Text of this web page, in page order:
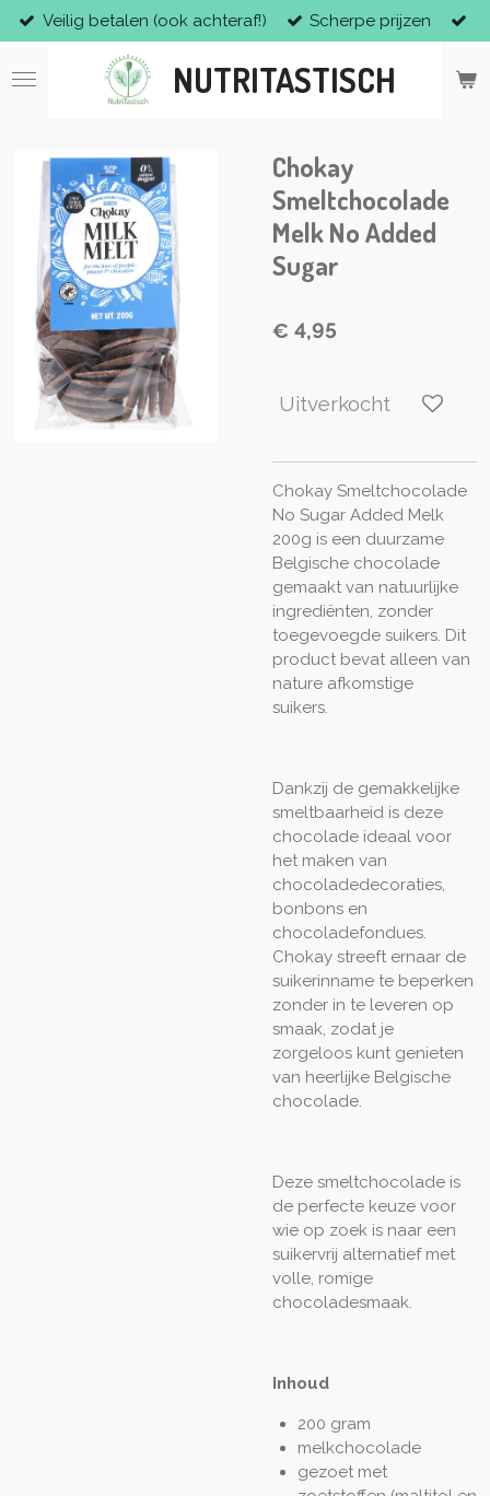
Ga
direct
naar
NUTRITASTISCH
Veilig betalen (ook achteraf!) Scherpe prijzen
Chokay
Smeltchocolade
Melk No Added
Sugar
€ 4,95
Uitverkocht
Chokay Smeltchocolade
No Sugar Added Melk
200g is een duurzame
Belgische chocolade
gemaakt van natuurlijke
ingrediënten, zonder
toegevoegde suikers. Dit
product bevat alleen van
nature afkomstige
suikers.
Dankzij de gemakkelijke
smeltbaarheid is deze
chocolade ideaal voor
het maken van
chocoladedecoraties,
bonbons en
chocoladefondues.
Chokay streeft ernaar de
suikerinname te beperken
zonder in te leveren op
smaak, zodat je
zorgeloos kunt genieten
van heerlijke Belgische
chocolade.
Deze smeltchocolade is
de perfecte keuze voor
wie op zoek is naar een
suikervrij alternatief met
volle, romige
chocoladesmaak.
Inhoud
200 gram
melkchocolade
gezoet met